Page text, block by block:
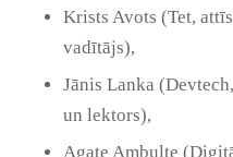
Krists Avots (Tet,
vadītājs),
Jānis Lanka
un lektors),
Agate Ambulte